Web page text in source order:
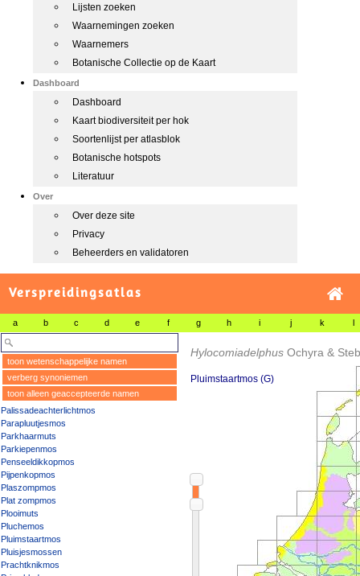
Lijsten zoeken
Waarnemingen zoeken
Waarnemers
Botanische Collectie op de Kaart
Dashboard
Dashboard
Kaart biodiversiteit per hok
Soortenlijst per atlasblok
Botanische hotspots
Literatuur
Over
Over deze site
Privacy
Beheerders en validatoren
Verspreidingsatlas
a b c d e f g h i j k l
toon wetenschappelijke namen
verberg synoniemen
toon alleen geaccepteerde namen
Palissadeachterlichtmos
Parapluutjesmos
Parkhaarmuts
Parkiepenmos
Penseeldikkopmos
Pijpenkopmos
Plaszompmos
Plat zompmos
Plooimuts
Pluchemos
Pluimstaartmos
Pluisjesmossen
Prachtknikmos
Hylocomiadelphus Ochyra &
Pluimstaartmos (G)